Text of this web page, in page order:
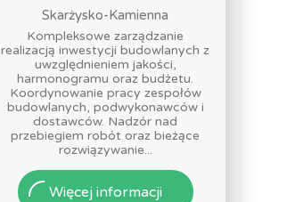
Skarżysko-Kamienna
Kompleksowe zarządzanie
realizacją inwestycji budowlanych z
uwzględnieniem jakości,
harmonogramu oraz budżetu.
Koordynowanie pracy zespołów
budowlanych, podwykonawców i
dostawców. Nadzór nad
przebiegiem robót oraz bieżące
rozwiązywanie...
Więcej informacji